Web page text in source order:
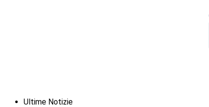
Ultime Notizie